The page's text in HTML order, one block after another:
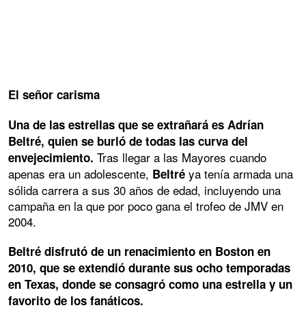
El señor carisma
Una de las estrellas que se extrañará es Adrían
Beltré, quien se burló de todas las curva del
envejecimiento. Tras llegar a las Mayores cuando
apenas era un adolescente, Beltré ya tenía armada una
sólida carrera a sus 30 años de edad, incluyendo una
campaña en la que por poco gana el trofeo de JMV en
2004.
Beltré disfrutó de un renacimiento en Boston en
2010, que se extendió durante sus ocho temporadas
en Texas, donde se consagró como una estrella y un
favorito de los fanáticos.